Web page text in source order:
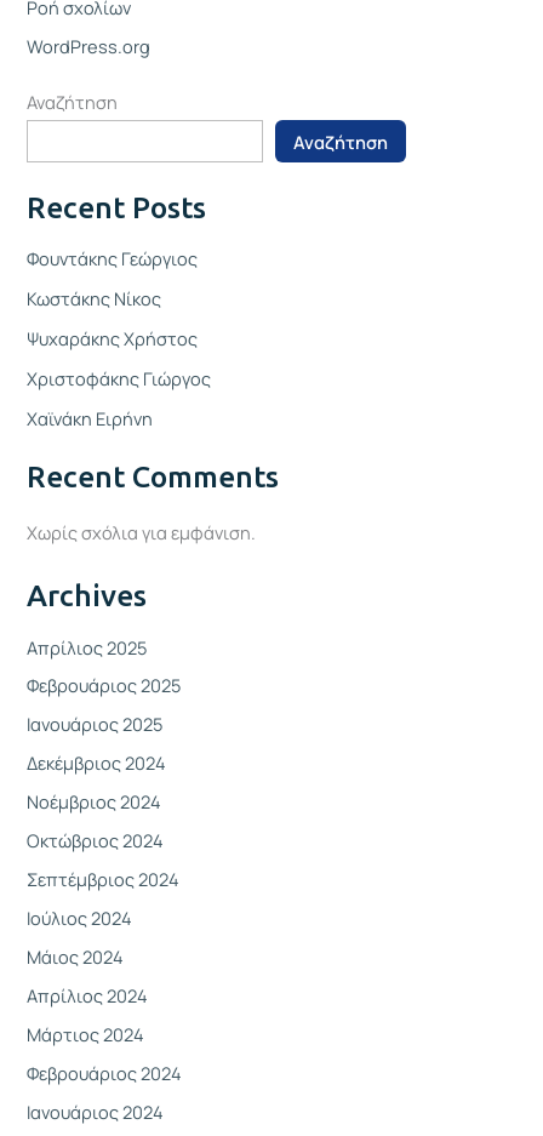
Ροή σχολίων
WordPress.org
Αναζήτηση
Αναζήτηση
Recent Posts
Φουντάκης Γεώργιος
Κωστάκης Νίκος
Ψυχαράκης Χρήστος
Χριστοφάκης Γιώργος
Χαϊνάκη Ειρήνη
Recent Comments
Χωρίς σχόλια για εμφάνιση.
Archives
Απρίλιος 2025
Φεβρουάριος 2025
Ιανουάριος 2025
Δεκέμβριος 2024
Νοέμβριος 2024
Οκτώβριος 2024
Σεπτέμβριος 2024
Ιούλιος 2024
Μάιος 2024
Απρίλιος 2024
Μάρτιος 2024
Φεβρουάριος 2024
Ιανουάριος 2024